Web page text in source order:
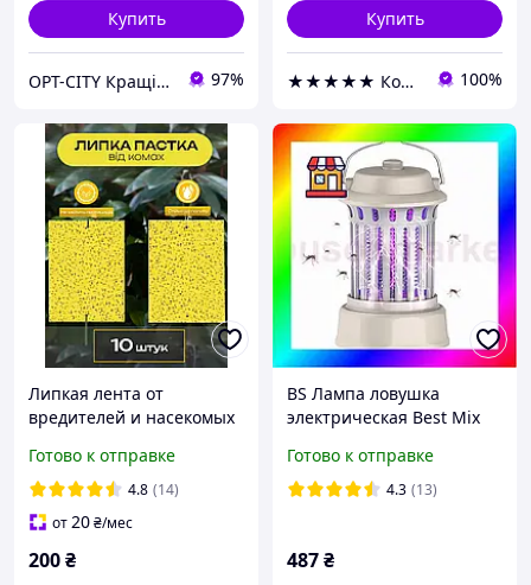
Купить
OPT-CITY Кращі ціни в інтернеті 97%
Купить
★★★★★ Компания Targan-Dez 100%
Липкая лента от
вредителей и насекомых
клеевая ловушка | Набор
ловушек для насекомых
Готово к отправке
4.8 (14)
от20₴/мес
200₴
BS Лампа ловушка
электрическая Best Mix
Shock Mosquito Killing
Lamp WD-010 Whit
Готово к отправке
4.3 (13)
487₴